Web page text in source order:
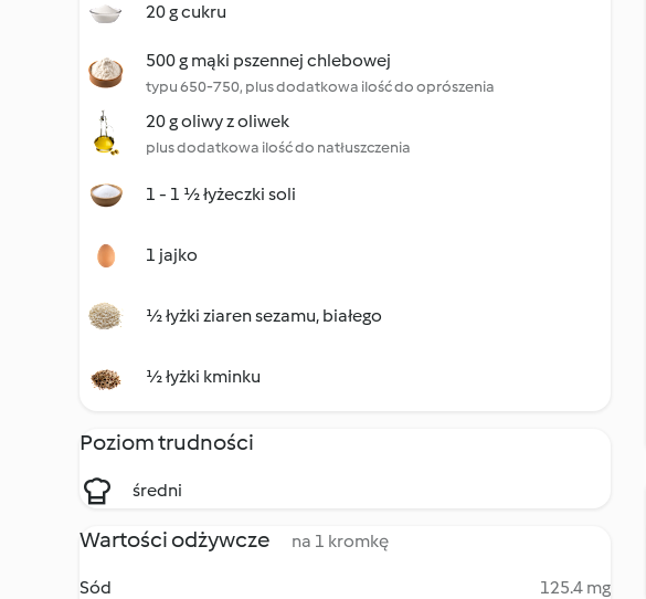
20 g cukru
500 g mąki pszennej chlebowej
typu 650-750, plus dodatkowa ilość do oprószenia
20 g oliwy z oliwek
plus dodatkowa ilość do natłuszczenia
1 - 1 ½ łyżeczki soli
1 jajko
½ łyżki ziaren sezamu, białego
½ łyżki kminku
Poziom trudności
średni
Wartości odżywcze na 1 kromkę
Sód
125.4 mg